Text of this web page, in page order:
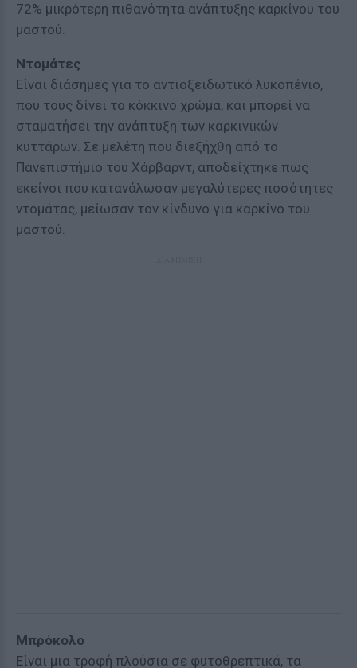
72% μικρότερη πιθανότητα ανάπτυξης καρκίνου του
μαστού.
Ντομάτες
Είναι διάσημες για το αντιοξειδωτικό λυκοπένιο,
που τους δίνει το κόκκινο χρώμα, και μπορεί να
σταματήσει την ανάπτυξη των καρκινικών
κυττάρων. Σε μελέτη που διεξήχθη από το
Πανεπιστήμιο του Χάρβαρντ, αποδείχτηκε πως
εκείνοι που κατανάλωσαν μεγαλύτερες ποσότητες
ντομάτας, μείωσαν τον κίνδυνο για καρκίνο του
μαστού.
Μπρόκολο
Είναι μια τροφή πλούσια σε φυτοθρεπτικά, τα